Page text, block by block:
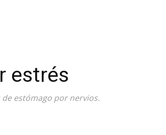
Diario
estrés
estómago por nervios.